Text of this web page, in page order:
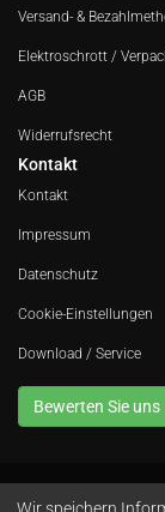
Versand- &
Elektroschrott /
AGB
Widerrufsrecht
Kontakt
Kontakt
Impressum
Datenschutz
Cookie-Einstellungen
Download / Service
Bewerten Sie uns